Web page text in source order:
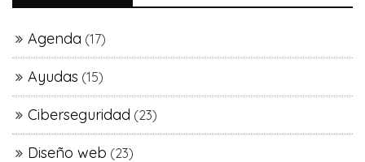
Agenda (17)
Ayudas (15)
Ciberseguridad (23)
Diseño web (23)